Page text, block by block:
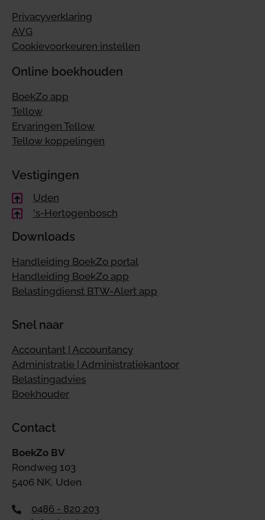
Privacyverklaring
AVG
Cookievoorkeuren instellen
Online boekhouden
BoekZo app
Tellow
Ervaringen Tellow
Tellow koppelingen
Vestigingen
Uden
's-Hertogenbosch
Downloads
Handleiding BoekZo portal
Handleiding BoekZo app
Belastingdienst BTW-Alert app
Snel naar
Accountant | Accountancy
Administratie | Administratiekantoor
Belastingadvies
Boekhouder
Contact
BoekZo BV
Rondweg 103
5406 NK, Uden
0486 - 820 203